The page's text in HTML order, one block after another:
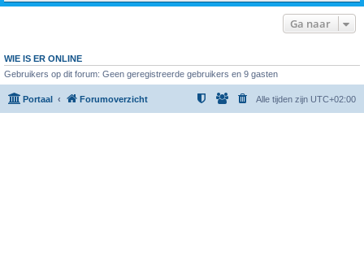
Ga naar
WIE IS ER ONLINE
Gebruikers op dit forum: Geen geregistreerde gebruikers en 9 gasten
Portaal Forumoverzicht Alle tijden zijn UTC+02:00